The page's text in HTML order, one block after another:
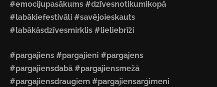
#emocijupasākums #dzīvesnotikumikopā
#labākiefestivāli #savējoieskauts
#labākāsdzīvesmirklis #lieliebrīži
#pargajiens #pargajieni #pargajens
#pargajiensdabā #pargajiensmežā
#pargajiensdraugiem #pargajiensarģimeni